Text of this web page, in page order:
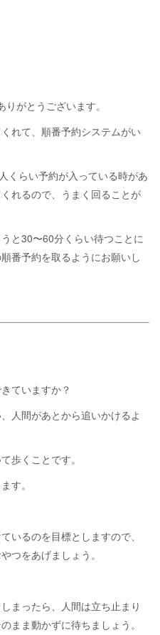
がとうございます。
れて、順番予約システムがい
くらい予約が入っている時があ
れるので、うまく回ることが
と30〜60分くらい待つことに
番予約を取るようにお願いし
ていますか？
人間があとから追いかけるよ
歩くことです。
す。
いるのを目標としますので、
つをあげましょう。
まったら、人間は立ち止まり
まま動かずに待ちましょう。